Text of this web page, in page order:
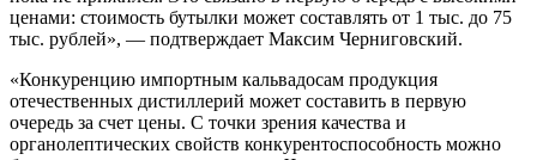
ценами: стоимость бутылки может составлять от 1 тыс. до 75
тыс. рублей», — подтверждает Максим Черниговский.
«Конкуренцию импортным кальвадосам продукция
отечественных дистиллерий может составить в первую
очередь за счет цены. С точки зрения качества и
органолептических свойств конкурентоспособность можно